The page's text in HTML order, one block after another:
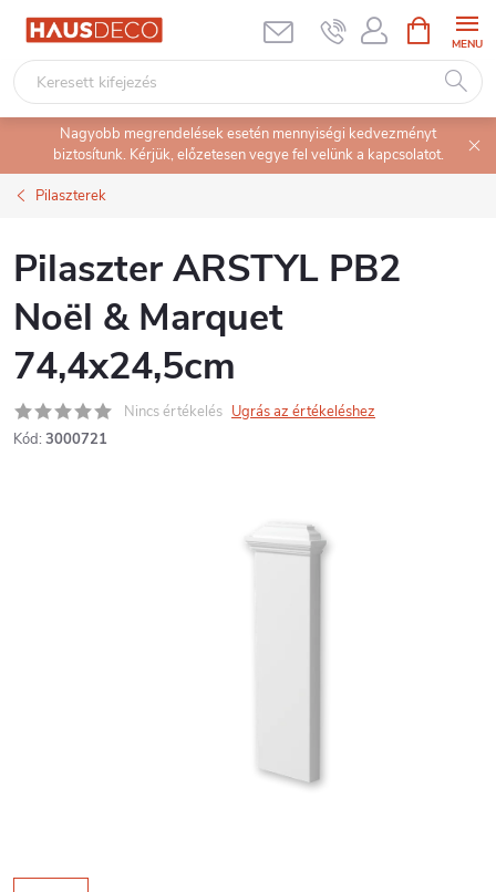
Ugrás
tartalomhoz
KOSÁR
Nagyobb megrendelések esetén mennyiségi kedvezményt
biztosítunk. Kérjük, előzetesen vegye fel velünk a kapcsolatot.
Pilaszterek
Pilaszter ARSTYL PB2
Noël & Marquet
74,4x24,5cm
Nincs értékelés Ugrás az értékeléshez
Kód: 3000721